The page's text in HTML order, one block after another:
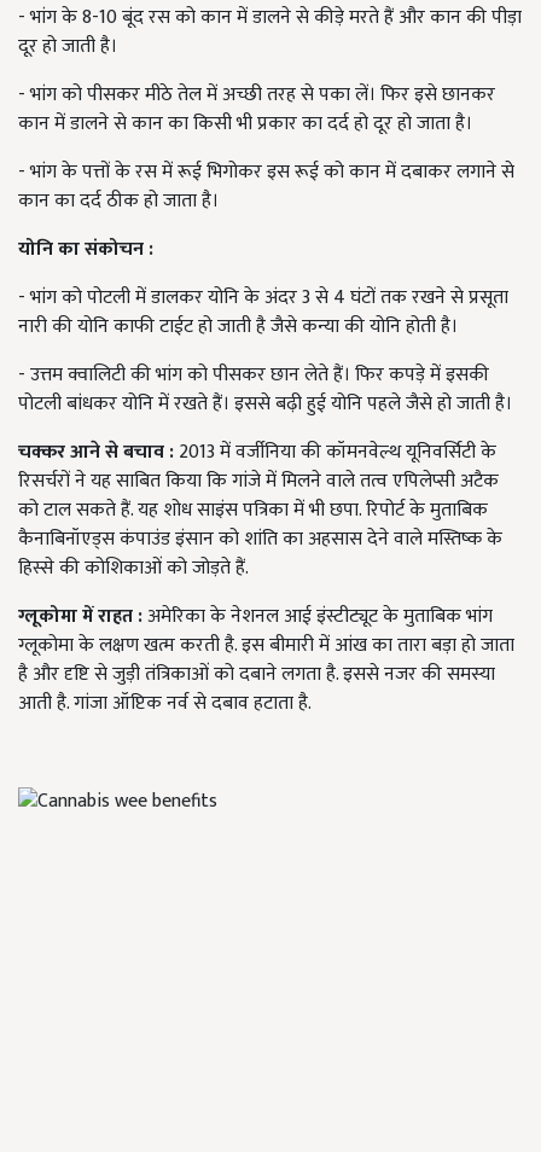
- भांग के 8-10 बूंद रस को कान में डालने से कीड़े मरते हैं और कान की पीड़ा
दूर हो जाती है।
- भांग को पीसकर मीठे तेल में अच्छी तरह से पका लें। फिर इसे छानकर
कान में डालने से कान का किसी भी प्रकार का दर्द हो दूर हो जाता है।
- भांग के पत्तों के रस में रूई भिगोकर इस रूई को कान में दबाकर लगाने से
कान का दर्द ठीक हो जाता है।
योनि का संकोचन:
- भांग को पोटली में डालकर योनि के अंदर 3 से 4 घंटों तक रखने से प्रसूता
नारी की योनि काफी टाईट हो जाती है जैसे कन्या की योनि होती है।
- उत्तम क्वालिटी की भांग को पीसकर छान लेते हैं। फिर कपड़े में इसकी
पोटली बांधकर योनि में रखते हैं। इससे बढ़ी हुई योनि पहले जैसे हो जाती है।
चक्कर आने से बचाव:2013 में वर्जीनिया की कॉमनवेल्थ यूनिवर्सिटी के
रिसर्चरों ने यह साबित किया कि गांजे में मिलने वाले तत्व एपिलेप्सी अटैक
को टाल सकते हैं. यह शोध साइंस पत्रिका में भी छपा. रिपोर्ट के मुताबिक
कैनाबिनॉएड्स कंपाउंड इंसान को शांति का अहसास देने वाले मस्तिष्क के
हिस्से की कोशिकाओं को जोड़ते हैं.
ग्लूकोमा में राहत:अमेरिका के नेशनल आई इंस्टीट्यूट के मुताबिक भांग
ग्लूकोमा के लक्षण खत्म करती है. इस बीमारी में आंख का तारा बड़ा हो जाता
है और दृष्टि से जुड़ी तंत्रिकाओं को दबाने लगता है. इससे नजर की समस्या
आती है. गांजा ऑप्टिक नर्व से दबाव हटाता है.